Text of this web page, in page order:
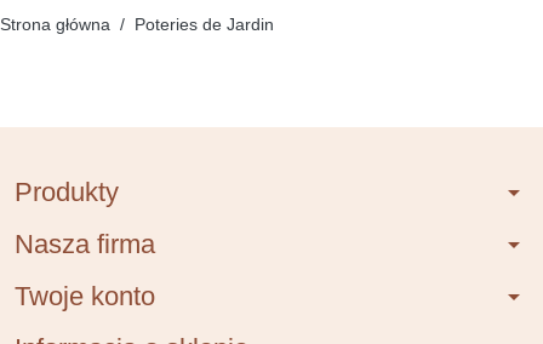
Strona główna Poteries de Jardin
Produkty arrow_drop_down
Nasza firma arrow_drop_down
Twoje konto arrow_drop_down